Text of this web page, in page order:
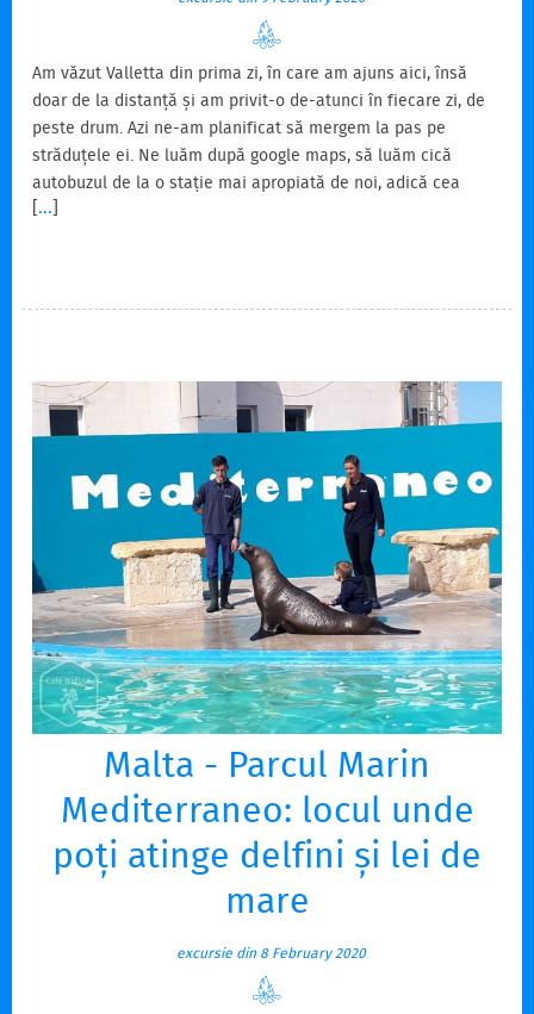
Am văzut Valletta din prima zi, în care am ajuns aici, însă
doar de la distanță și am privit-o de-atunci în fiecare zi, de
peste drum. Azi ne-am planificat să mergem la pas pe
străduțele ei. Ne luăm după google maps, să luăm cică
autobuzul de la o stație mai apropiată de noi, adică cea
dinainte de capăt. Părea o idee bună la prima vedere. Se
[...]
Malta - Parcul Marin
Mediterraneo: locul unde
poți atinge delfini și lei de
mare
excursie din 8 February 2020